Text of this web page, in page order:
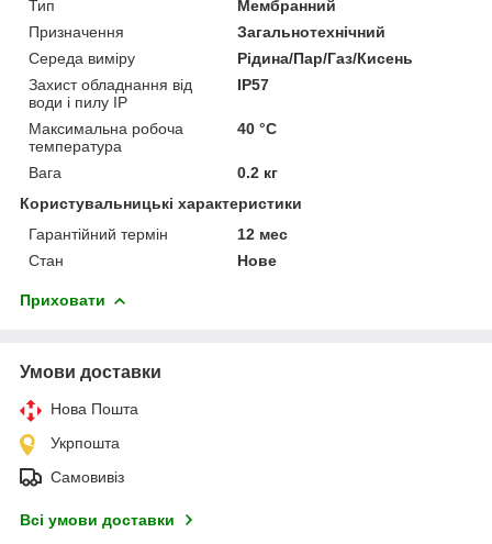
Тип
Мембранний
Призначення
Загальнотехнічний
Середа виміру
Рідина/Пар/Газ/Кисень
Захист обладнання від
води і пилу IP
IP57
Максимальна робоча
температура
40 °С
Вага
0.2 кг
Користувальницькі характеристики
Гарантійний термін
12 мес
Стан
Нове
Приховати
Умови доставки
Нова Пошта
Укрпошта
Самовивіз
Всі умови доставки